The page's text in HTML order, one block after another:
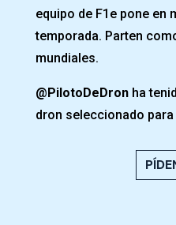
equipo de F1e pone en
temporada. Parten
mundiales.
@PilotoDeDronha
dron seleccionado